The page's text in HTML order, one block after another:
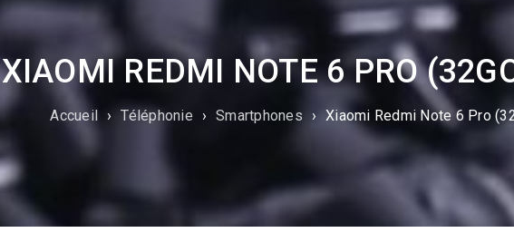
XIAOMI REDMI NOTE 6 PRO
Accueil › Téléphonie › Smartphones › Xiaomi Redmi Note 6 Pro